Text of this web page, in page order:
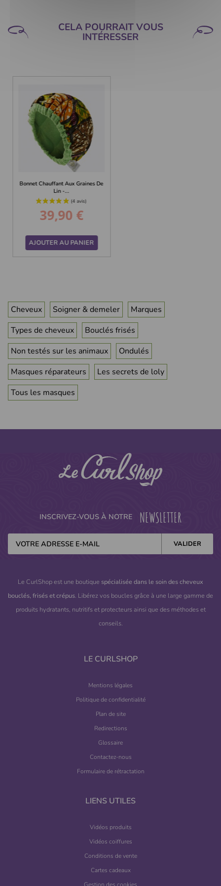
CELA POURRAIT VOUS
INTÉRESSER
Bonnet Chauffant Aux Graines De
Lin -...
Prix
39,90 €
AJOUTER AU PANIER
Cheveux Soigner & demeler
Marques
Types de cheveux
Bouclés frisés
Non testés sur les animaux
Ondulés
Masques réparateurs
Les secrets de loly
Tous les masques
INSCRIVEZ-VOUS À NOTRE NEWSLETTER
Le CurlShop est une boutique spécialisée dans le soin des cheveux
bouclés, frisés et crépus. Libérez vos boucles grâce à une large gamme de
produits hydratants, nutritifs et protecteurs ainsi que des méthodes et
conseils.
LE CURLSHOP
Mentions légales
Politique de confidentialité
Plan de site
Redirections
Glossaire
Contactez-nous
Formulaire de rétractation
LIENS UTILES
Vidéos produits
Vidéos coiffures
Conditions de vente
Cartes cadeaux
Gestion des cookies